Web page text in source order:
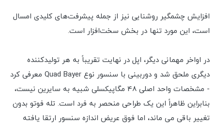
افزایش چشمگیر روشنایی نیز از جمله پیشرفت‌های کلیدی امسال
است، این مورد تنها در بخش سخت‌افزار است.
در اواخر مهمانی دیگر، اپل در نهایت تقریباً به هر تولیدکننده
دیگری ملحق شد و دوربینی با سنسور نوع Quad Bayer معرفی کرد
- مشخصات واحد اصلی 48 مگاپیکسلی شبیه به سایرین نیست،
بنابراین ظاهراً این یک طراحی منحصر به فرد است. تله فوتو بدون
تغییر باقی می ماند، اما فوق عریض اندازه سنسور ارتقا یافته